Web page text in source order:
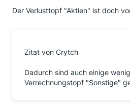
Der Verlusttopf "Aktien" ist doch
Zitat von Crytch
Dadurch sind auch einige
Verrechnungstopf "Sonstige"